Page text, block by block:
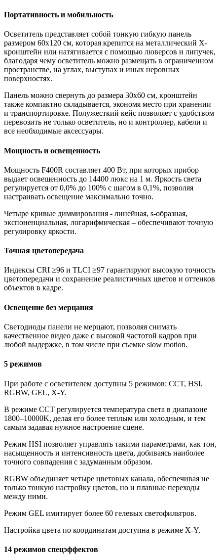
Портативность и мобильность
Осветитель представляет собой тонкую гибкую панель
размером 60х120 см, которая крепится на металлический X-
кронштейн или натягивается с помощью люверсов и липучек,
благодаря чему осветитель можно размещать в ограниченном
пространстве, на углах, выступах и иных неровных
поверхностях.
Панель можно свернуть до размера 30х60 см, кронштейн
также компактно складывается, экономя место при хранении
и транспортировке. Полужесткий кейс позволяет с удобством
перевозить не только осветитель, но и контроллер, кабели и
все необходимые аксессуары.
Мощность и освещенность
Мощность F400R составляет 400 Вт, при которых прибор
выдает освещенность до 14400 люкс на 1 м. Яркость света
регулируется от 0,0% до 100% с шагом в 0,1%, позволяя
настраивать освещение максимально точно.
Четыре кривые диммирования - линейная, s-образная,
экспоненциальная, логарифмическая – обеспечивают точную
регулировку яркости.
Точная цветопередача
Индексы CRI ≥96 и TLCI ≥97 гарантируют высокую точность
цветопередачи и сохранение реалистичных цветов и оттенков
объектов в кадре.
Освещение без мерцания
Светодиоды панели не мерцают, позволяя снимать
качественное видео даже с высокой частотой кадров при
любой выдержке, в том числе при съемке slow motion.
5 режимов
При работе с осветителем доступны 5 режимов: CCT, HSI,
RGBW, GEL, X-Y.
В режиме CCT регулируется температура света в диапазоне
1800–10000K, делая его более теплым или холодным, и тем
самым задавая нужное настроение сцене.
Режим HSI позволяет управлять такими параметрами, как тон,
насыщенность и интенсивность цвета, добиваясь наиболее
точного совпадения с задуманным образом.
RGBW объединяет четыре цветовых канала, обеспечивая не
только тонкую настройку цветов, но и плавные переходы
между ними.
Режим GEL имитирует более 60 гелевых светофильтров.
Настройка цвета по координатам доступна в режиме X-Y.
14 режимов спецэффектов